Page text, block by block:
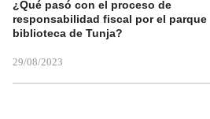
¿Qué pasó con el proceso de
responsabilidad fiscal por el parque
biblioteca de Tunja?
29/08/2023